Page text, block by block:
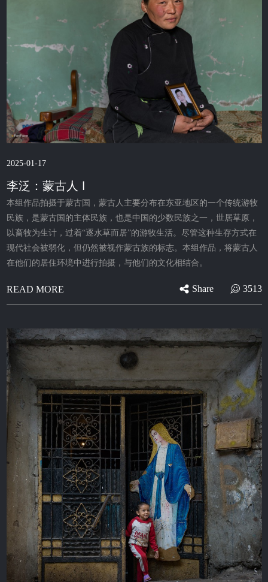
2025-01-17
李泛：蒙古人 Ⅰ
本组作品拍摄于蒙古国，蒙古人主要分布在东亚地区的一个传统游牧
民族，是蒙古国的主体民族，也是中国的少数民族之一，世居草原，
以畜牧为生计，过着“逐水草而居”的游牧生活。尽管这种生存方式在
现代社会被弱化，但仍然被视作蒙古族的标志。本组作品，将蒙古人
在他们的居住环境中进行拍摄，与他们的文化相结合。
READ MORE Share 3513